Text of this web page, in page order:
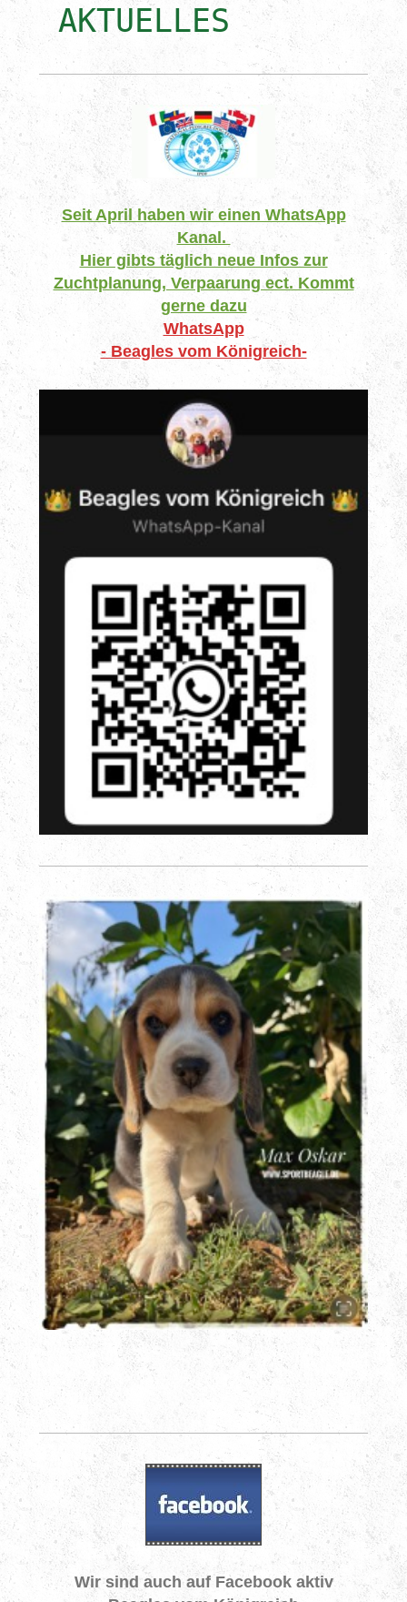
AKTUELLES
Seit April haben wir einen WhatsApp
Kanal.
Hier gibts täglich neue Infos zur
Zuchtplanung, Verpaarung ect. Kommt
gerne dazu
WhatsApp
- Beagles vom Königreich-
Wir sind auch auf Facebook aktiv